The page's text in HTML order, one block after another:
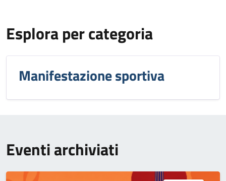
Esplora per categoria
Manifestazione sportiva
Eventi archiviati